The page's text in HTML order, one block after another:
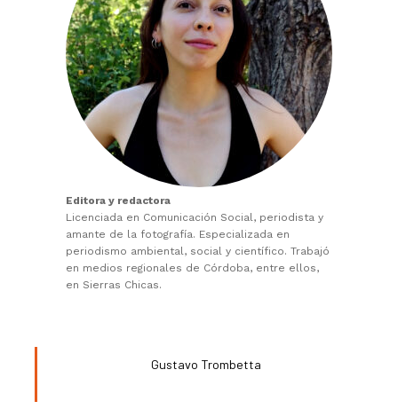
Editora y redactora
Licenciada en Comunicación Social, periodista y
amante de la fotografía. Especializada en
periodismo ambiental, social y científico. Trabajó
en medios regionales de Córdoba, entre ellos,
en Sierras Chicas.
Gustavo Trombetta